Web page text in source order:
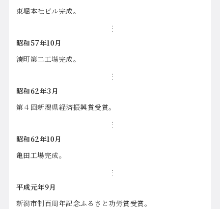
東堀本社ビル完成。
昭和57年10月
湊町第二工場完成。
昭和62年3月
第４回新潟県経済振興賞受賞。
昭和62年10月
亀田工場完成。
平成元年9月
新潟市制百周年記念ふるさと功労賞受賞。